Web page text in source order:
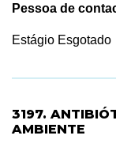
Pessoa de
Estágio Esgotado
3197.
AMBIENTE